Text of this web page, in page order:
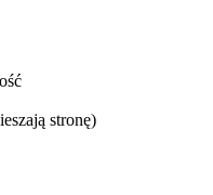
stronę)